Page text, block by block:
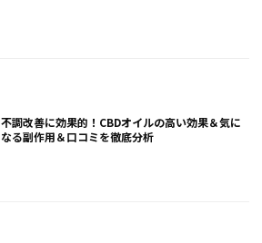
不調改善に効果的！CBDオイルの高い効果＆気に
なる副作用＆口コミを徹底分析